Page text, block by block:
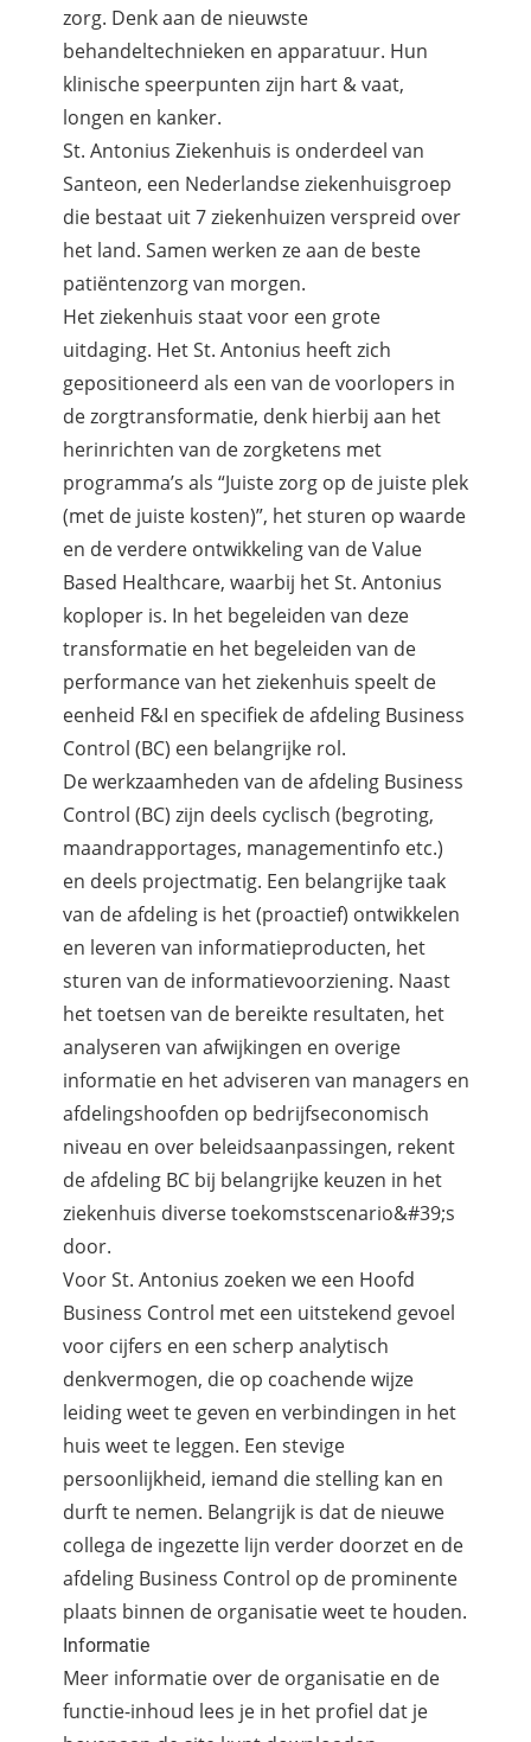
zorg. Denk aan de nieuwste
behandeltechnieken en apparatuur. Hun
klinische speerpunten zijn hart & vaat,
longen en kanker.
St. Antonius Ziekenhuis is onderdeel van
Santeon, een Nederlandse ziekenhuisgroep
die bestaat uit 7 ziekenhuizen verspreid over
het land. Samen werken ze aan de beste
patiëntenzorg van morgen.
Het ziekenhuis staat voor een grote
uitdaging. Het St. Antonius heeft zich
gepositioneerd als een van de voorlopers in
de zorgtransformatie, denk hierbij aan het
herinrichten van de zorgketens met
programma’s als “Juiste zorg op de juiste plek
(met de juiste kosten)”, het sturen op waarde
en de verdere ontwikkeling van de Value
Based Healthcare, waarbij het St. Antonius
koploper is. In het begeleiden van deze
transformatie en het begeleiden van de
performance van het ziekenhuis speelt de
eenheid F&I en specifiek de afdeling Business
Control (BC) een belangrijke rol.
De werkzaamheden van de afdeling Business
Control (BC) zijn deels cyclisch (begroting,
maandrapportages, managementinfo etc.)
en deels projectmatig. Een belangrijke taak
van de afdeling is het (proactief) ontwikkelen
en leveren van informatieproducten, het
sturen van de informatievoorziening. Naast
het toetsen van de bereikte resultaten, het
analyseren van afwijkingen en overige
informatie en het adviseren van managers en
afdelingshoofden op bedrijfseconomisch
niveau en over beleidsaanpassingen, rekent
de afdeling BC bij belangrijke keuzen in het
ziekenhuis diverse toekomstscenario&#39;s
door.
Voor St. Antonius zoeken we een Hoofd
Business Control met een uitstekend gevoel
voor cijfers en een scherp analytisch
denkvermogen, die op coachende wijze
leiding weet te geven en verbindingen in het
huis weet te leggen. Een stevige
persoonlijkheid, iemand die stelling kan en
durft te nemen. Belangrijk is dat de nieuwe
collega de ingezette lijn verder doorzet en de
afdeling Business Control op de prominente
plaats binnen de organisatie weet te houden.
Informatie
Meer informatie over de organisatie en de
functie-inhoud lees je in het profiel dat je